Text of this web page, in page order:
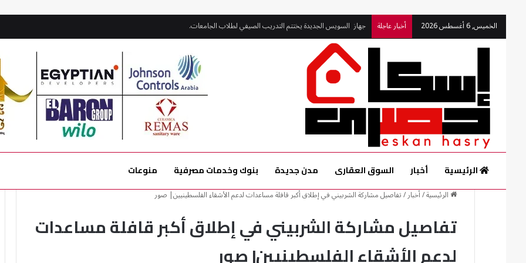
الخميس, 6 أغسطس 2026 أخبار عاجلة مندور ورئيس جهاز القرى السياحية يتفقدان المشروعات الجارية بمارينا
الرئيسية أخبار السوق العقارى مدن جديدة بنوك وخدمات مصرفية منوعات
الرئيسية/أخبار/تفاصيل مشاركة الشربيني في إطلاق أكبر قافلة مساعدات لدعم الأشقاء الفلسطينيين| صور
تفاصيل مشاركة الشربيني في إطلاق أكبر قافلة مساعدات
لدعم الأشقاء الفلسطينيين| صور